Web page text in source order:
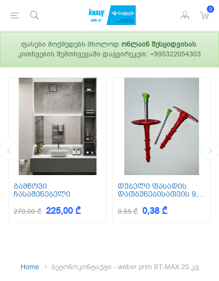
0
ფასები მოქმედებს მხოლოდ ონლაინ შესყიდვისას.
კითხვების შემთხვევაში დაგვირეკეთ: +995322054303
გამწოვი
ჩასაშენებელი
270,00 ₾ 225,00 ₾
დუბელი ფასადის
დათბუნებისათვის 9,5
0,55 ₾ 0,38 ₾
Home ბეტონოკონტაქტი - weber prim BT-MAX 25 კგ